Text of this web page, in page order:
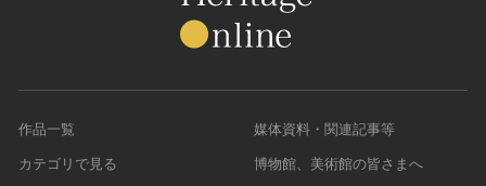
伝統芸能
作品一覧
カテゴリで見る
媒体資料・関連記事等
博物館、美術館の皆さまへ